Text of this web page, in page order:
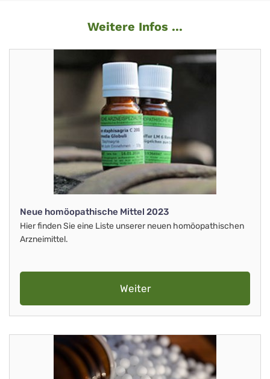
Weitere Infos ...
Neue homöopathische Mittel 2023
Hier finden Sie eine Liste unserer neuen homöopathischen
Arzneimittel.
Weiter